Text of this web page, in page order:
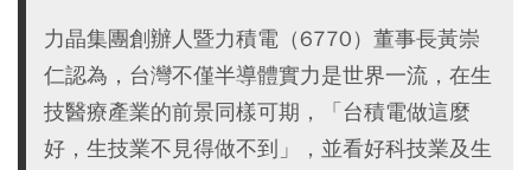
力晶集團創辦人暨力積電（6770）董事長黃崇
仁認為，台灣不僅半導體實力是世界一流，在生
技醫療產業的前景同樣可期，「台積電做這麼
好，生技業不見得做不到」，並看好科技業及生